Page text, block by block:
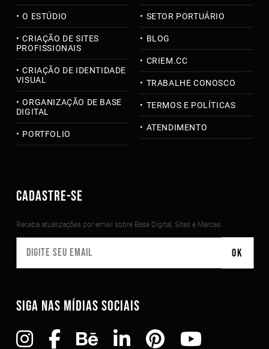
O ESTÚDIO
CRIAÇÃO DE SITES
PROFISSIONAIS
CRIAÇÃO DE IDENTIDADE
VISUAL
ORGANIZAÇÃO DE BASE
DIGITAL
PORTFOLIO
SETOR PORTUÁRIO
BLOG
CRIEM.CC
TRABALHE CONOSCO
TERMOS E POLÍTICAS
ATENDIMENTO
CADASTRE-SE
Receba atualizações por email sobre Base Digital, Sites e Marcas:
SIGA NAS MÍDIAS SOCIAIS